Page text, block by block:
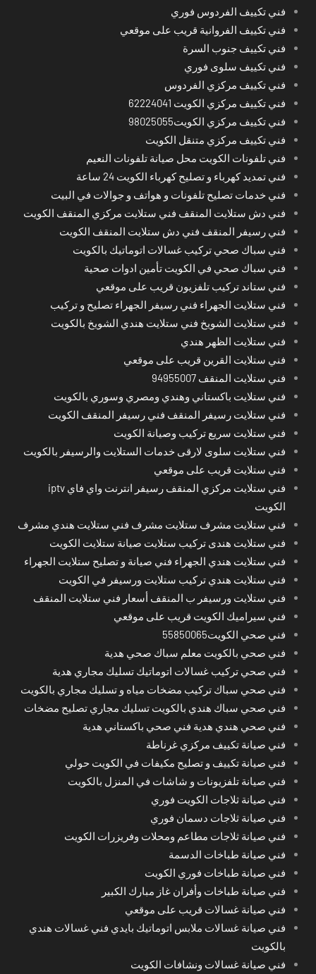
فني تكييف الفردوس فوري
فني تكييف الفروانية قريب على موقعي
فني تكييف جنوب السرة
فني تكييف سلوى فوري
فني تكييف مركزي الفردوس
فني تكييف مركزي الكويت 62224041
فني تكييف مركزي الكويت98025055
فني تكييف مركزي متنقل الكويت
فني تلفونات الكويت محل صيانة تلفونات النعيم
فني تمديد كهرباء و تصليح كهرباء الكويت 24 ساعة
فني خدمات تصليح تلفونات و هواتف و جوالات في البيت
فني دش ستلايت المنقف فني ستلايت مركزي المنقف الكويت
فني رسيفر المنقف فني دش ستلايت المنقف الكويت
فني سباك صحي تركيب غسالات اتوماتيك بالكويت
فني سباك صحي في الكويت تأمين ادوات صحية
فني ستاند تركيب تلفزيون قريب على موقعي
فني ستلايت الجهراء فني رسيفر الجهراء تصليح و تركيب
فني ستلايت الشويخ فني ستلايت هندي الشويخ بالكويت
فني ستلايت الظهر هندي
فني ستلايت القرين قريب على موقعي
فني ستلايت المنقف 94955007
فني ستلايت باكستاني وهندي ومصري وسوري بالكويت
فني ستلايت رسيفر المنقف فني رسيفر المنقف الكويت
فني ستلايت سريع تركيب وصيانة الكويت
فني ستلايت سلوى لارقى خدمات الستلايت والرسيفر بالكويت
فني ستلايت قريب على موقعي
فني ستلايت مركزي المنقف رسيفر انترنت واي فاي iptv
الكويت
فني ستلايت مشرف ستلايت مشرف فني ستلايت هندي مشرف
فني ستلايت هندى تركيب ستلايت صيانة ستلايت الكويت
فني ستلايت هندي الجهراء فني صيانة و تصليح ستلايت الجهراء
فني ستلايت هندي تركيب ستلايت ورسيفر في الكويت
فني ستلايت ورسيفر ب المنقف أسعار فني ستلايت المنقف
فني سيراميك الكويت قريب على موقعي
فني صحي الكويت55850065
فني صحي بالكويت معلم سباك صحي هدية
فني صحي تركيب غسالات اتوماتيك تسليك مجاري هدية
فني صحي سباك تركيب مضخات مياه و تسليك مجاري بالكويت
فني صحي سباك هندي بالكويت تسليك مجاري تصليح مضخات
فني صحي هندي هدية فني صحي باكستاني هدية
فني صيانة تكييف مركزي غرناطة
فني صيانة تكييف و تصليح مكيفات في الكويت حولي
فني صيانة تلفزيونات و شاشات في المنزل بالكويت
فني صيانة ثلاجات الكويت فوري
فني صيانة ثلاجات دسمان فوري
فني صيانة ثلاجات مطاعم ومحلات وفريزرات الكويت
فني صيانة طباخات الدسمة
فني صيانة طباخات فوري الكويت
فني صيانة طباخات وأفران غاز مبارك الكبير
فني صيانة غسالات قريب على موقعي
فني صيانة غسالات ملابس اتوماتيك بايدي فني غسالات هندي
بالكويت
فني صيانة غسالات ونشافات الكويت